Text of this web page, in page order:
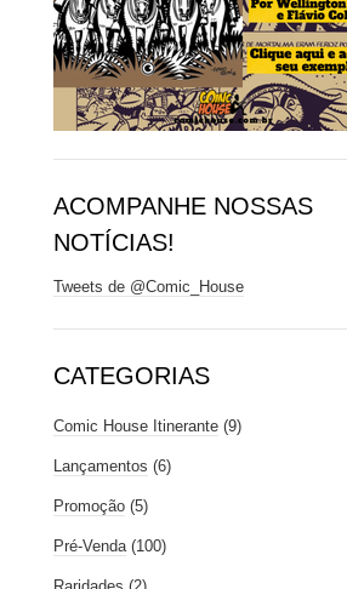
ACOMPANHE NOSSAS
NOTÍCIAS!
Tweets de @Comic_House
CATEGORIAS
Comic House Itinerante (9)
Lançamentos (6)
Promoção (5)
Pré-Venda (100)
Raridades (2)